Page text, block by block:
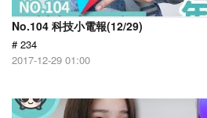
No.104 科技小電報(12/29)
# 234
2017-12-29 01:00